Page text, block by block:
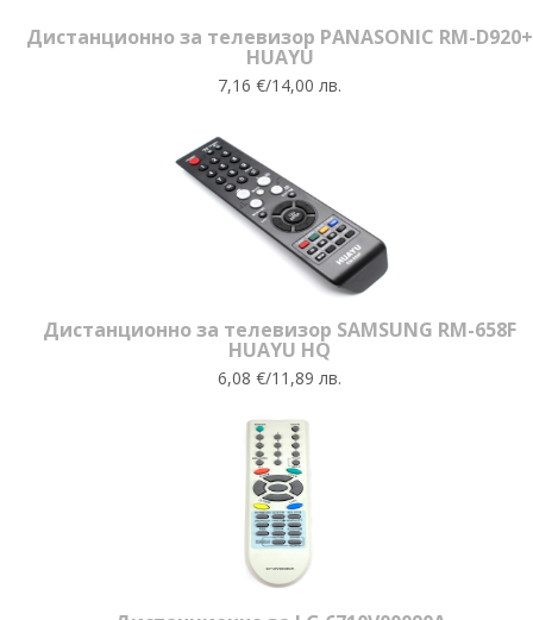
Дистанционно за телевизор PANASONIC RM-D920+
HUAYU
7,16 €/14,00 лв.
Дистанционно за телевизор SAMSUNG RM-658F
HUAYU HQ
6,08 €/11,89 лв.